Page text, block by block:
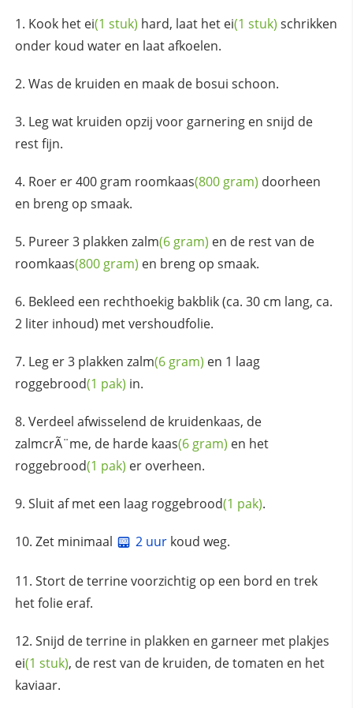
Kook het ei(1 stuk) hard, laat het ei(1 stuk) schrikken
onder koud water en laat afkoelen.
Was de kruiden en maak de bosui schoon.
Leg wat kruiden opzij voor garnering en snijd de
rest fijn.
Roer er 400 gram roomkaas(800 gram) doorheen
en breng op smaak.
Pureer 3 plakken zalm(6 gram) en de rest van de
roomkaas(800 gram) en breng op smaak.
Bekleed een rechthoekig bakblik (ca. 30 cm lang, ca.
2 liter inhoud) met vershoudfolie.
Leg er 3 plakken zalm(6 gram) en 1 laag
roggebrood(1 pak) in.
Verdeel afwisselend de kruidenkaas, de
zalmcrÃ¨me, de harde kaas(6 gram) en het
roggebrood(1 pak) er overheen.
Sluit af met een laag roggebrood(1 pak).
Zet minimaal 2 uurkoud weg.
Stort de terrine voorzichtig op een bord en trek
het folie eraf.
Snijd de terrine in plakken en garneer met plakjes
ei(1 stuk), de rest van de kruiden, de tomaten en het
kaviaar.